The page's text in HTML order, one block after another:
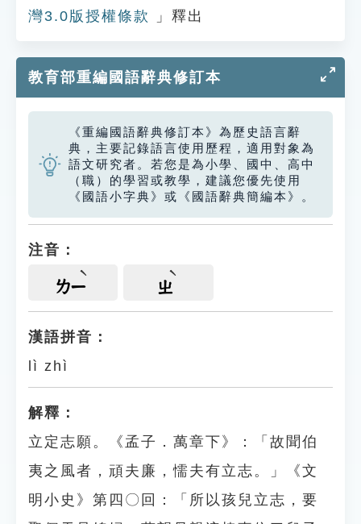
灣3.0版授權條款
」釋出
教育部重編國語辭典修訂本
《重編國語辭典修訂本》為歷史語言辭
典，主要記錄語言使用歷程，適用對象為
語文研究者。若您是為小學、國中、高中
（職）的學習或教學，建議您優先使用
《國語小字典》或《國語辭典簡編本》。
注音：
ㄌㄧ ㄓ
漢語拼音：
lì zhì
解釋：
立定志願。《孟子．萬章下》：「故聞伯
夷之風者，頑夫廉，懦夫有立志。」《文
明小史》第四〇回：「所以孩兒立志，要